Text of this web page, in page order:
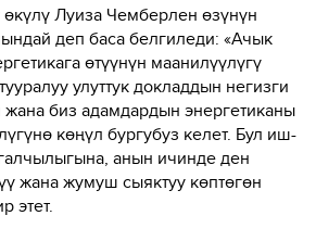
өкүлү Луиза Чемберлен өзүнүн
деп баса белгиледи: «Ачык
өтүүнүн маанилүүлүгү
улуттук докладдын негизги
биз адамдардын энергетиканы
көңүл бургубуз келет. Бул иш-
анын ичинде ден
жана жумуш сыяктуу көптөгөн
этет.